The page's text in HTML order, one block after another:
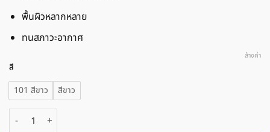
พื้นผิวหลากหลาย
ทนสภาวะอากาศ
สี
101 สีขาว สีขาว
ล้างค่า
จำนวน Dulux ดูลักซ์ กลอสฟินิช ชิ้น